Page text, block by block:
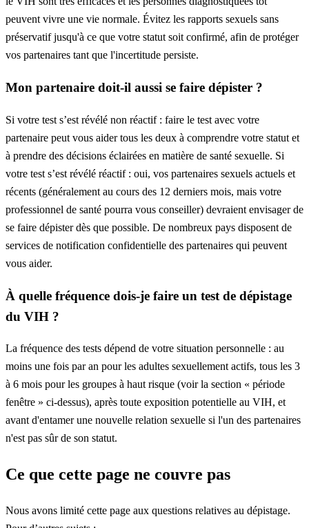
peuvent vivre une vie normale. Évitez les rapports sexuels sans
préservatif jusqu'à ce que votre statut soit confirmé, afin de protéger
vos partenaires tant que l'incertitude persiste.
Mon partenaire doit-il aussi se faire dépister ?
Si votre test s’est révélé non réactif : faire le test avec votre
partenaire peut vous aider tous les deux à comprendre votre statut et
à prendre des décisions éclairées en matière de santé sexuelle. Si
votre test s’est révélé réactif : oui, vos partenaires sexuels actuels et
récents (généralement au cours des 12 derniers mois, mais votre
professionnel de santé pourra vous conseiller) devraient envisager de
se faire dépister dès que possible. De nombreux pays disposent de
services de notification confidentielle des partenaires qui peuvent
vous aider.
À quelle fréquence dois-je faire un test de dépistage
du VIH ?
La fréquence des tests dépend de votre situation personnelle : au
moins une fois par an pour les adultes sexuellement actifs, tous les 3
à 6 mois pour les groupes à haut risque (voir la section « période
fenêtre » ci-dessus), après toute exposition potentielle au VIH, et
avant d'entamer une nouvelle relation sexuelle si l'un des partenaires
n'est pas sûr de son statut.
Ce que cette page ne couvre pas
Nous avons limité cette page aux questions relatives au dépistage.